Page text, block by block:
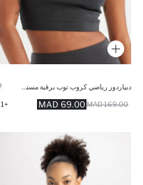
69.00 MAD 169.00 MAD
+1